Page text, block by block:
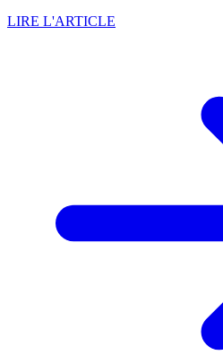
LIRE L'ARTICLE